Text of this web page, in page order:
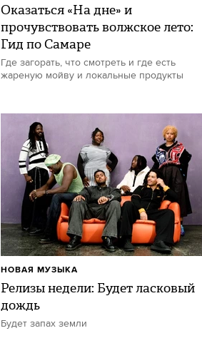
Оказаться «На дне» и
прочувствовать волжское лето:
Гид по Самаре
Где загорать, что смотреть и где есть
жареную мойву и локальные продукты
Релизы недели: Будет ласковый
дождь
Будет запах земли
НОВАЯ МУЗЫКА